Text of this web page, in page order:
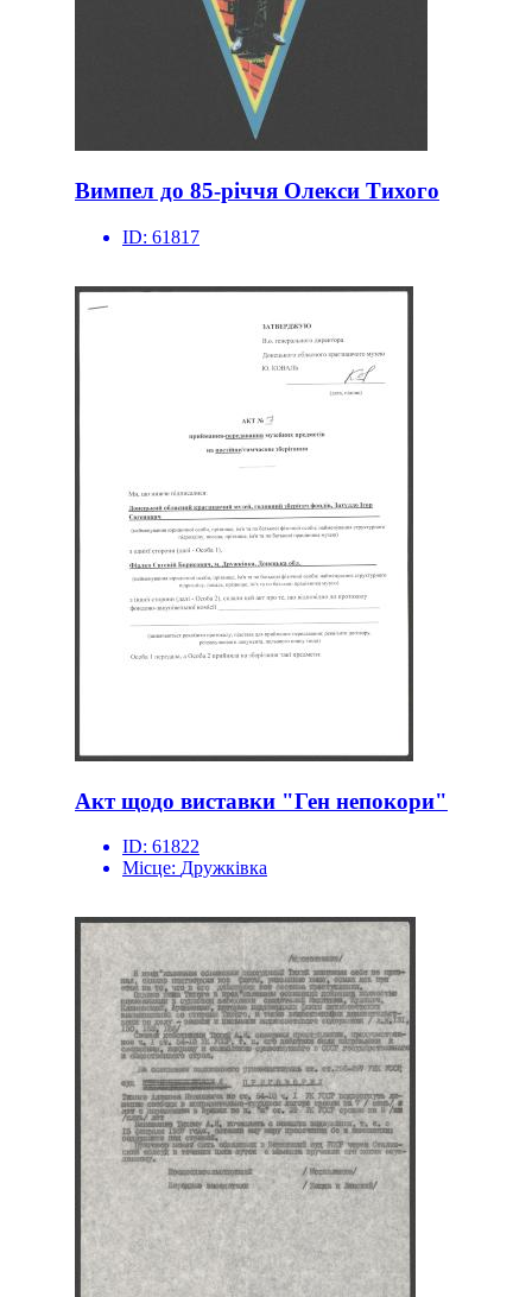
Вимпел до 85-річчя Олекси Тихого
ID: 61817
Акт щодо виставки "Ген непокори"
ID: 61822
Місце: Дружківка